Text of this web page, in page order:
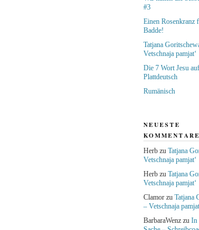
#3
Einen Rosenkranz
Badde!
Tatjana
Vetschnaja pamjat‘
Die 7 Wort Jesu auf
Plattdeutsch
Rumänisch
NEUESTE
KOMMENTARE
Herbzu Tatjana
Vetschnaja pamjat‘
Herbzu Tatjana
Vetschnaja pamjat‘
Clamorzu Tatjana
– Vetschnaja
BarbaraWenzzu In